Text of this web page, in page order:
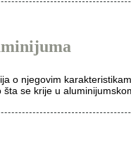
o njegovim
šta se krije u